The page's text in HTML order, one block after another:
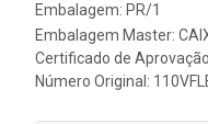
Embalagem: PR/1
Embalagem Master:
Certificado de
Número Original: